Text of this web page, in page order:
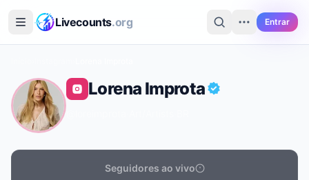
Livecounts.org Entrar
Lorena Improta
Seguidores ao vivo